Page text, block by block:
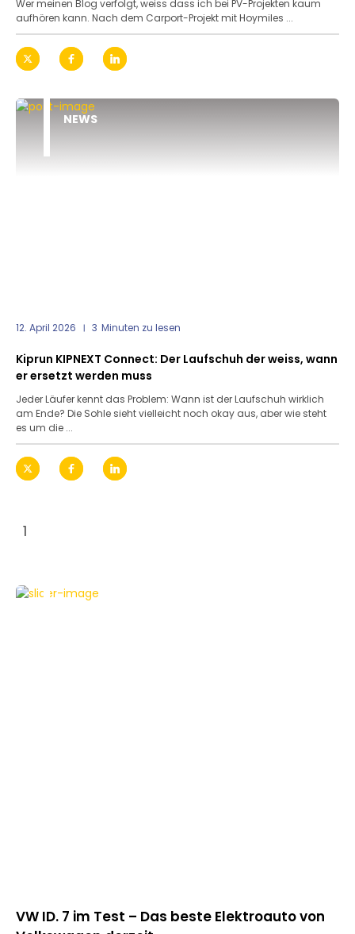
Wer meinen Blog verfolgt, weiss dass ich bei PV-Projekten kaum
aufhören kann. Nach dem Carport-Projekt mit Hoymiles ...
NEWS
12. April 2026 3 Minuten zu lesen
Kiprun KIPNEXT Connect: Der Laufschuh der weiss, wann
er ersetzt werden muss
Jeder Läufer kennt das Problem: Wann ist der Laufschuh wirklich
am Ende? Die Sohle sieht vielleicht noch okay aus, aber wie steht
es um die ...
1
E-MOBILITY
VW ID. 7 im Test – Das beste Elektroauto von